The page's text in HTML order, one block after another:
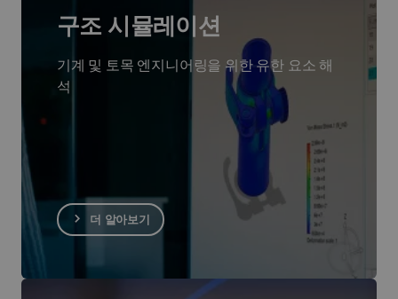
구조 시뮬레이션
기계 및 토목 엔지니어링을 위한 유한 요소 해
석
더 알아보기